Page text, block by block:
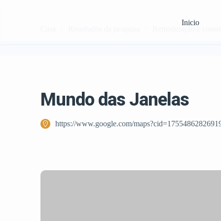
Inicio
Remodelação e
Mundo das Janelas
https://www.google.com/